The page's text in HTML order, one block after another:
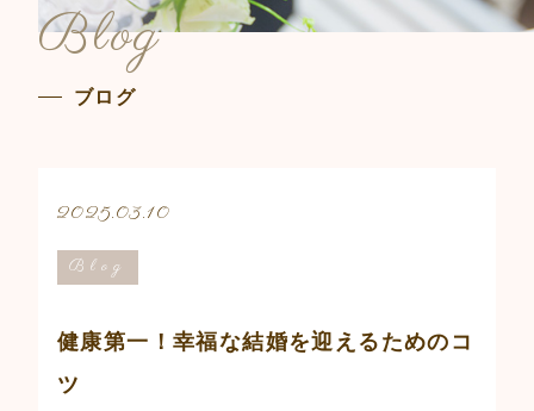
Blog
ブログ
2025.03.10
Blog
健康第一！幸福な結婚を迎えるためのコ
ツ